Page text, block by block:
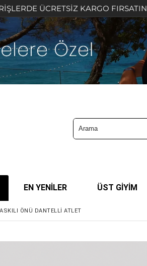
KARGO FIRSATINI KAÇIRMAYIN! 🤍
EN YENİLER ÜST GİYİM
ÖNÜ DANTELLİ ATLET